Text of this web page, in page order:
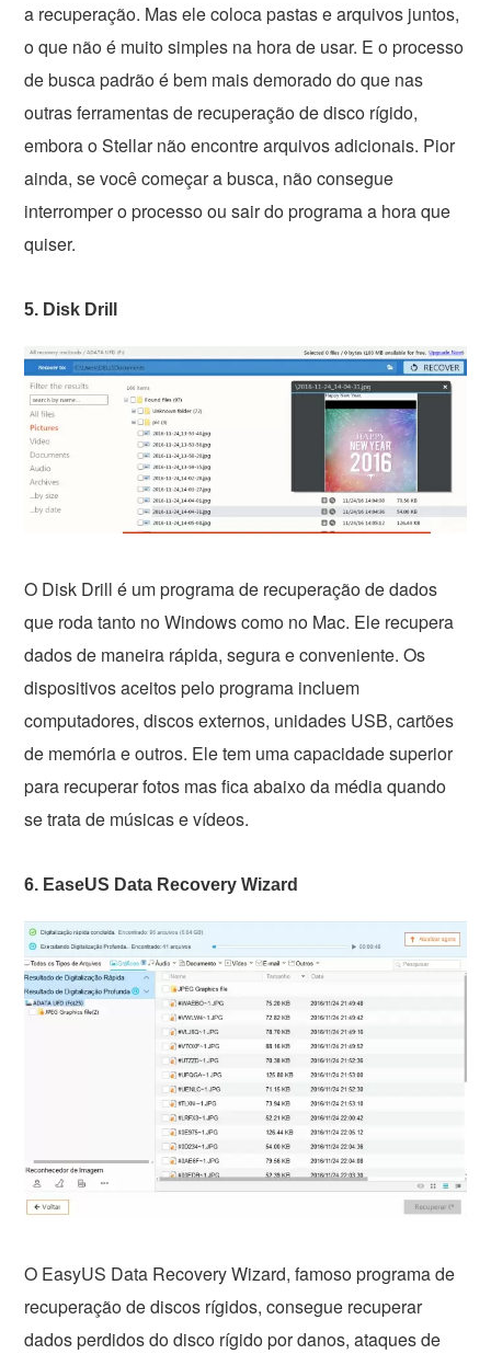
a recuperação. Mas ele coloca pastas e arquivos juntos,
o que não é muito simples na hora de usar. E o processo
de busca padrão é bem mais demorado do que nas
outras ferramentas de recuperação de disco rígido,
embora o Stellar não encontre arquivos adicionais. Pior
ainda, se você começar a busca, não consegue
interromper o processo ou sair do programa a hora que
quiser.
5. Disk Drill
O Disk Drill é um programa de recuperação de dados
que roda tanto no Windows como no Mac. Ele recupera
dados de maneira rápida, segura e conveniente. Os
dispositivos aceitos pelo programa incluem
computadores, discos externos, unidades USB, cartões
de memória e outros. Ele tem uma capacidade superior
para recuperar fotos mas fica abaixo da média quando
se trata de músicas e vídeos.
6. EaseUS Data Recovery Wizard
O EasyUS Data Recovery Wizard, famoso programa de
recuperação de discos rígidos, consegue recuperar
dados perdidos do disco rígido por danos, ataques de